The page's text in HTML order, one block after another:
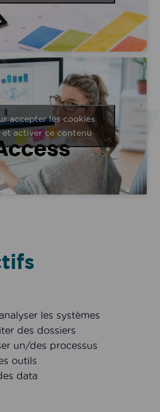
accepter les cookies
activer ce contenu
les systèmes
des dossiers
un/des processus
outils
data